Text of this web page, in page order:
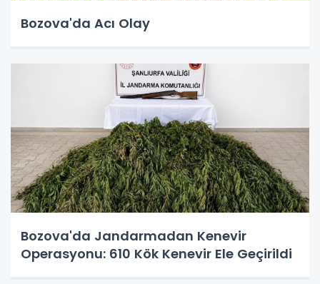
Bozova'da Acı Olay
Bozova'da Jandarmadan Kenevir
Operasyonu: 610 Kök Kenevir Ele Geçirildi